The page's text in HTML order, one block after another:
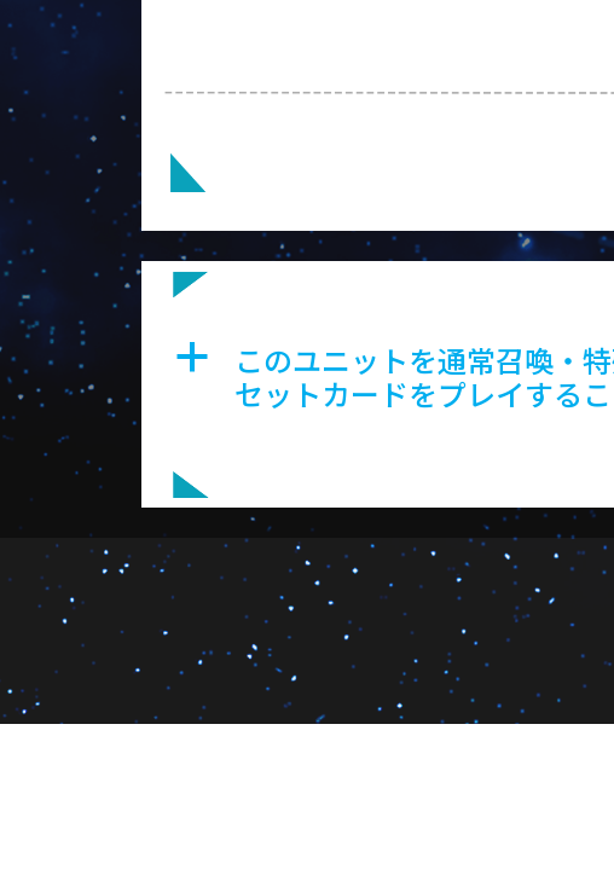
キャプテン・ゾンビー
a
このユニットを通常召喚・
セットカードをプレイする